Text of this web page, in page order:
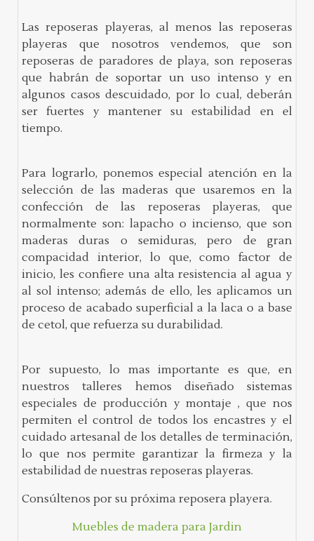
Las reposeras playeras, al menos las reposeras
playeras que nosotros vendemos, que son
reposeras de paradores de playa, son reposeras
que habrán de soportar un uso intenso y en
algunos casos descuidado, por lo cual, deberán
ser fuertes y mantener su estabilidad en el
tiempo.
Para lograrlo, ponemos especial atención en la
selección de las maderas que usaremos en la
confección de las reposeras playeras, que
normalmente son: lapacho o incienso, que son
maderas duras o semiduras, pero de gran
compacidad interior, lo que, como factor de
inicio, les confiere una alta resistencia al agua y
al sol intenso; además de ello, les aplicamos un
proceso de acabado superficial a la laca o a base
de cetol, que refuerza su durabilidad.
Por supuesto, lo mas importante es que, en
nuestros talleres hemos diseñado sistemas
especiales de producción y montaje , que nos
permiten el control de todos los encastres y el
cuidado artesanal de los detalles de terminación,
lo que nos permite garantizar la firmeza y la
estabilidad de nuestras reposeras playeras.
Consúltenos por su próxima reposera playera.
Muebles de madera para Jardin